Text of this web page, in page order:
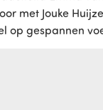
met Jouke
op gespannen